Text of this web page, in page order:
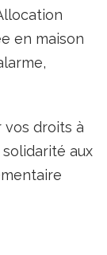
en maison
vos droits à
aux